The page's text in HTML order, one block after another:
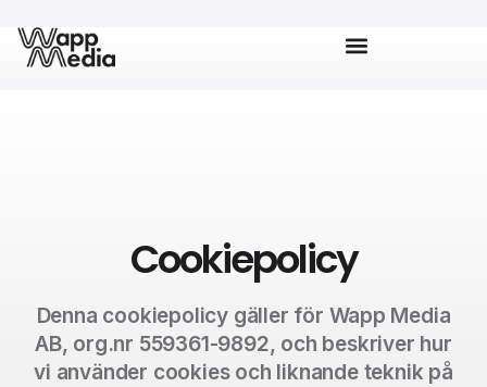
Cookiepolicy
Denna cookiepolicy gäller för Wapp Media
AB, org.nr 559361-9892, och beskriver hur
vi använder cookies och liknande teknik på